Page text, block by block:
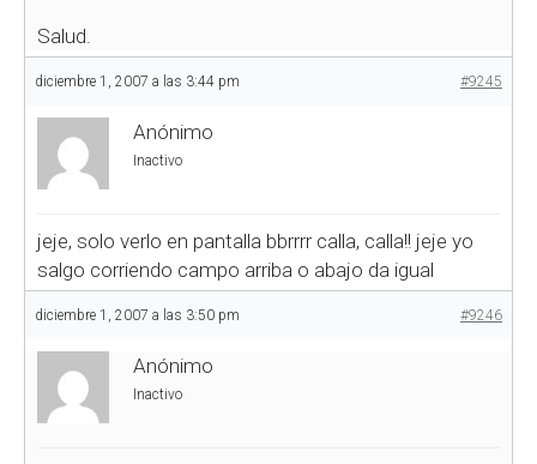
Salud.
diciembre 1, 2007 a las 3:44 pm #9245
Anónimo
Inactivo
jeje, solo verlo en pantalla bbrrrr calla, calla!! jeje yo
salgo corriendo campo arriba o abajo da igual
diciembre 1, 2007 a las 3:50 pm #9246
Anónimo
Inactivo